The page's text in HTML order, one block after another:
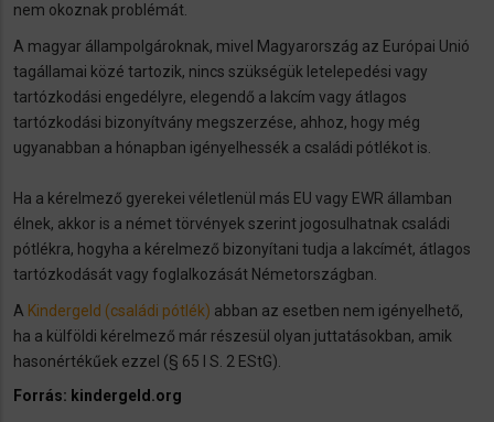
nem okoznak problémát.
A magyar állampolgároknak, mivel Magyarország az Európai Unió
tagállamai közé tartozik, nincs szükségük letelepedési vagy
tartózkodási engedélyre, elegendő a lakcím vagy átlagos
tartózkodási bizonyítvány megszerzése, ahhoz, hogy még
ugyanabban a hónapban igényelhessék a családi pótlékot is.
Ha a kérelmező gyerekei véletlenül más EU vagy EWR államban
élnek, akkor is a német törvények szerint jogosulhatnak családi
pótlékra, hogyha a kérelmező bizonyítani tudja a lakcímét, átlagos
tartózkodását vagy foglalkozását Németországban.
A Kindergeld (családi pótlék) abban az esetben nem igényelhető,
ha a külföldi kérelmező már részesül olyan juttatásokban, amik
hasonértékűek ezzel (§ 65 I S. 2 EStG).
Forrás: kindergeld.org